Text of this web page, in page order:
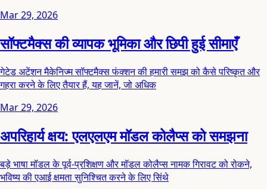
Mar 29, 2026
सॉफ्टमैक्स की व्यापक भूमिका और छिपी हुई सीमाएँ
गेटेड अटेंशन मैकेनिज्म सॉफ्टमैक्स फंक्शन की हमारी समझ को कैसे परिष्कृत और
गहरा करने के लिए तैयार हैं, यह जानें, जो अधिक
Mar 29, 2026
अपरिहार्य क्षय: एलएलएम मॉडल कोलैप्स को समझना
बड़े भाषा मॉडल के पूर्व-प्रशिक्षण और मॉडल कोलैप्स नामक गिरावट को रोकने,
भविष्य की एआई क्षमता सुनिश्चित करने के लिए सिंथे